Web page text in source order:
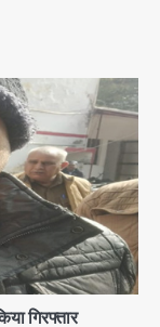
गिरफ्तार